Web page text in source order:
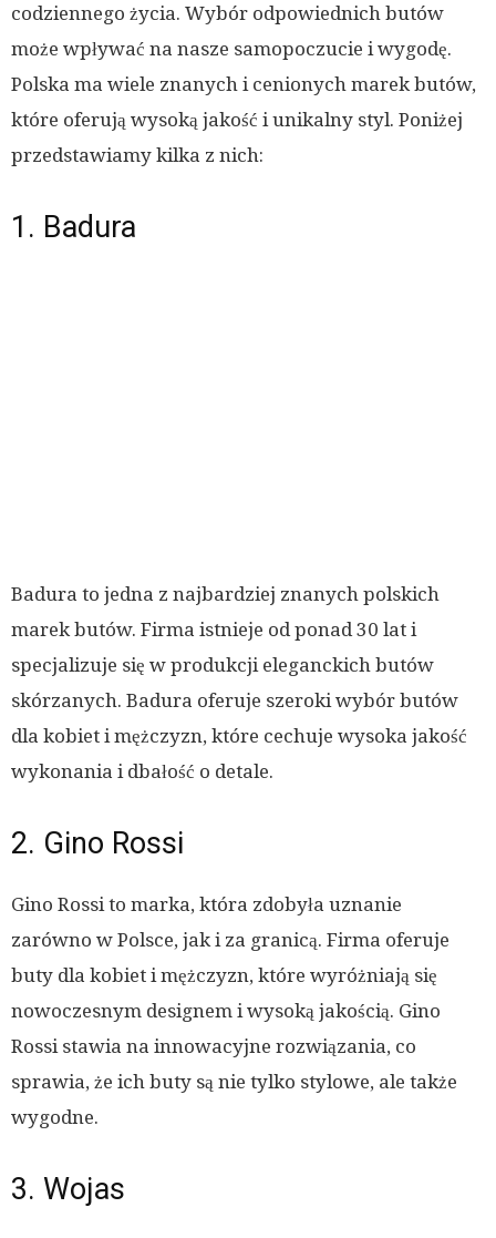
codziennego życia. Wybór odpowiednich butów
może wpływać na nasze samopoczucie i wygodę.
Polska ma wiele znanych i cenionych marek butów,
które oferują wysoką jakość i unikalny styl. Poniżej
przedstawiamy kilka z nich:
1. Badura
Badura to jedna z najbardziej znanych polskich
marek butów. Firma istnieje od ponad 30 lat i
specjalizuje się w produkcji eleganckich butów
skórzanych. Badura oferuje szeroki wybór butów
dla kobiet i mężczyzn, które cechuje wysoka jakość
wykonania i dbałość o detale.
2. Gino Rossi
Gino Rossi to marka, która zdobyła uznanie
zarówno w Polsce, jak i za granicą. Firma oferuje
buty dla kobiet i mężczyzn, które wyróżniają się
nowoczesnym designem i wysoką jakością. Gino
Rossi stawia na innowacyjne rozwiązania, co
sprawia, że ich buty są nie tylko stylowe, ale także
wygodne.
3. Wojas